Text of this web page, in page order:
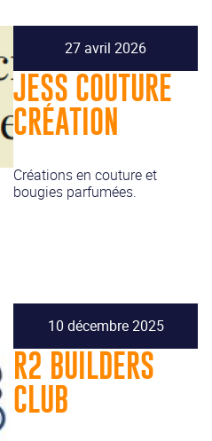
27 avril 2026
JESS COUTURE
CRÉATION
Créations en couture et
bougies parfumées.
10 décembre 2025
R2 BUILDERS
CLUB